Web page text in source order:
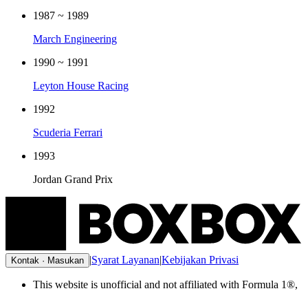
1987 ~ 1989
March Engineering
1990 ~ 1991
Leyton House Racing
1992
Scuderia Ferrari
1993
Jordan Grand Prix
Kontak · Masukan |Syarat Layanan|Kebijakan Privasi
This website is unofficial and not affiliated with Formula 1®,